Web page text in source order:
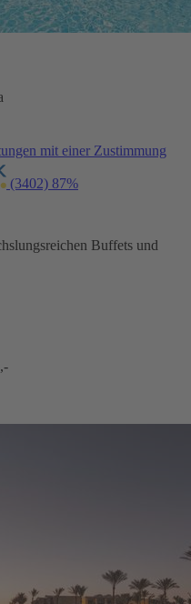
mit einer Zustimmung
(3402) 87%
Buffets und